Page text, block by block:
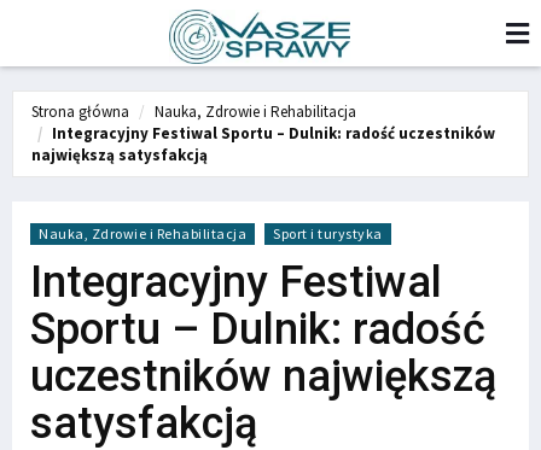
Strona główna
Nauka, Zdrowie i Rehabilitacja
Integracyjny Festiwal Sportu – Dulnik: radość uczestników
największą satysfakcją
Nauka, Zdrowie i Rehabilitacja Sport i turystyka
Integracyjny Festiwal
Sportu – Dulnik: radość
uczestników największą
satysfakcją